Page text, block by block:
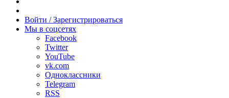
радио
Войти / Зарегистрироваться
Мы в соцсетях
Facebook
Twitter
YouTube
vk.com
Одноклассники
Telegram
RSS